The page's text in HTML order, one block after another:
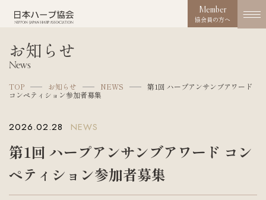
コンクール
Competition
Member
協会員の方へ
お知らせ
News
TOP お知らせ NEWS
第1回 ハープアンサンブアワード
コンペティション参加者募集
2026.02.28 NEWS
第1回 ハープアンサンブアワード コン
ペティション参加者募集